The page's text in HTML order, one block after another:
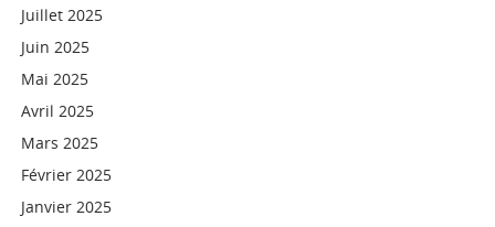
Juillet 2025
Juin 2025
Mai 2025
Avril 2025
Mars 2025
Février 2025
Janvier 2025